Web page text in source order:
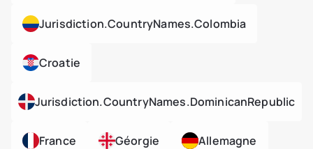
Jurisdiction.countryNames.colombia
Croatie
Jurisdiction.countryNames.dominicanRepublic
France Géorgie Allemagne